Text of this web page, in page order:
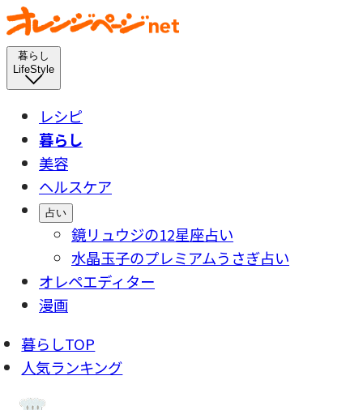
暮らし
LifeStyle
レシピ
暮らし
美容
ヘルスケア
占い
鏡リュウジの12星座占い
水晶玉子のプレミアムうさぎ占い
オレペエディター
漫画
暮らしTOP
人気ランキング